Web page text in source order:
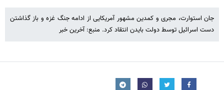
جان استوارت، مجری و کمدین مشهور آمریکایی از ادامه جنگ غزه و باز گذاشتن
دست اسرائیل توسط دولت بایدن انتقاد کرد. منبع:‌ آخرین خبر